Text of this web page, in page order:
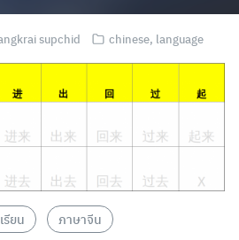
supchid chinese, language
ยน ภาษาจีน